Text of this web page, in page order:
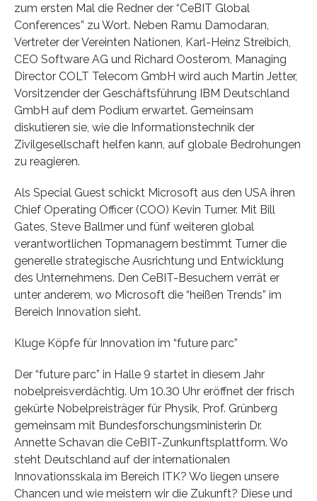
zum ersten Mal die Redner der “CeBIT Global
Conferences” zu Wort. Neben Ramu Damodaran,
Vertreter der Vereinten Nationen, Karl-Heinz Streibich,
CEO Software AG und Richard Oosterom, Managing
Director COLT Telecom GmbH wird auch Martin Jetter,
Vorsitzender der Geschäftsführung IBM Deutschland
GmbH auf dem Podium erwartet. Gemeinsam
diskutieren sie, wie die Informationstechnik der
Zivilgesellschaft helfen kann, auf glo­bale Bedrohungen
zu reagieren.
Als Special Guest schickt Microsoft aus den USA ihren
Chief Operating Officer (COO) Kevin Turner. Mit Bill
Gates, Steve Ballmer und fünf weite­ren global
verantwortlichen Topmanagern bestimmt Turner die
generelle strategische Ausrichtung und Entwicklung
des Unternehmens. Den CeBIT-Besuchern verrät er
unter anderem, wo Microsoft die “heißen Trends” im
Bereich Innovation sieht.
Kluge Köpfe für Innovation im “future parc”
Der “future parc” in Halle 9 startet in diesem Jahr
nobelpreisverdächtig. Um 10.30 Uhr eröffnet der frisch
gekürte Nobelpreisträger für Physik, Prof. Grünberg
gemeinsam mit Bundesforschungsministerin Dr.
Annette Schavan die CeBIT-Zunkunftsplattform. Wo
steht Deutschland auf der internationalen
Innovationsskala im Bereich ITK? Wo liegen unsere
Chan­cen und wie meistern wir die Zukunft? Diese und